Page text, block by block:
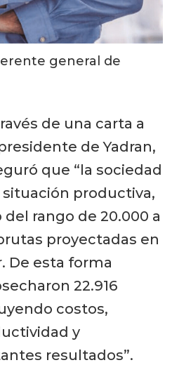
general de
de una carta a
de Yadran,
que “la sociedad
productiva,
rango de 20.000 a
proyectadas en
De esta forma
22.916
costos,
y
resultados”.